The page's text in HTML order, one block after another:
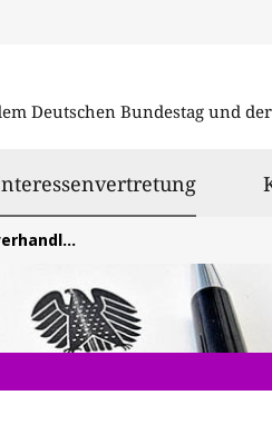
Deutschen Bundestag und
Ehrenamt stärken